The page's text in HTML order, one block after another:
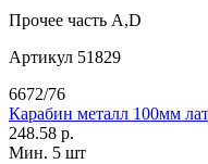
Прочее часть А,D
Артикул 51829
6672/76
Карабин металл 100мм
248.58 р.
Мин. 5 шт